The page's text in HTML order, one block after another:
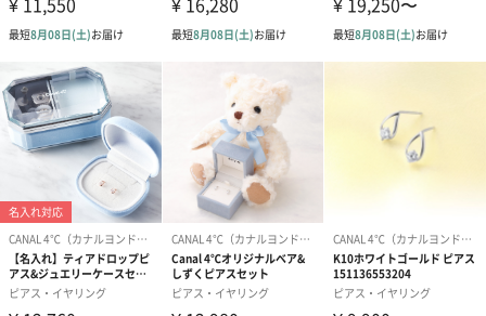
※ジュエリーケースのデザインが変更になっている場合がござい
特別な思いや日頃の感謝を、輝きとともに
耳元にアクセントを添えるピアスは、ファッションに合わせて楽
しめる、いくつあっても嬉しいアイテムです。特別な想いや日頃
の感謝を、輝きとともに贈りませんか？